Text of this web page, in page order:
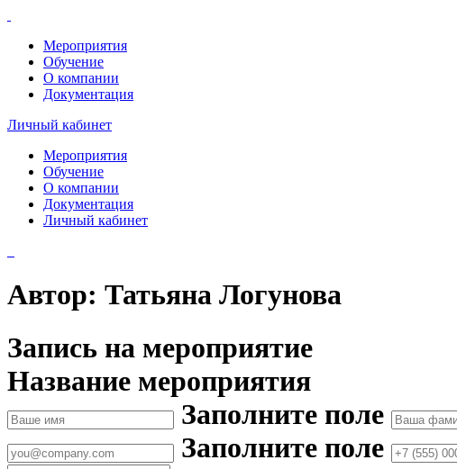
Мероприятия
Обучение
О компании
Документация
Личный кабинет
Мероприятия
Обучение
О компании
Документация
Личный кабинет
Автор: Татьяна Логунова
Запись на мероприятие
Название мероприятия
Заполните поле
Заполните поле